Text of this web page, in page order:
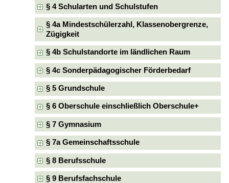
§ 4 Schularten und Schulstufen
§ 4a Mindestschülerzahl, Klassenobergrenze,
Zügigkeit
§ 4b Schulstandorte im ländlichen Raum
§ 4c Sonderpädagogischer Förderbedarf
§ 5 Grundschule
§ 6 Oberschule einschließlich Oberschule+
§ 7 Gymnasium
§ 7a Gemeinschaftsschule
§ 8 Berufsschule
§ 9 Berufsfachschule